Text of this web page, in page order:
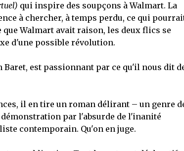
qui inspire des soupçons à Walmart. La
à chercher, à temps perdu, ce qui
Walmart avait raison, les deux flics se
d'une possible révolution.
est passionnant par ce qu'il nous dit
il en tire un roman délirant – un genre
par l'absurde de l'inanité
contemporain. Qu'on en juge.